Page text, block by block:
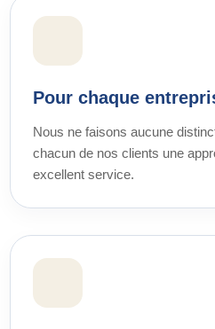
Pour chaque
Nous ne faisons aucune
chacun de nos clients une
excellent service.